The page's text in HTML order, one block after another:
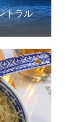
トラル